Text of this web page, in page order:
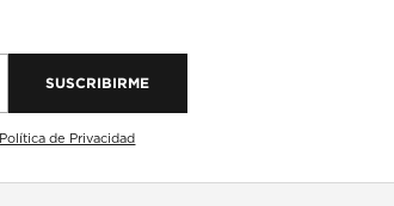
SUSCRIBIRME
Política de Privacidad